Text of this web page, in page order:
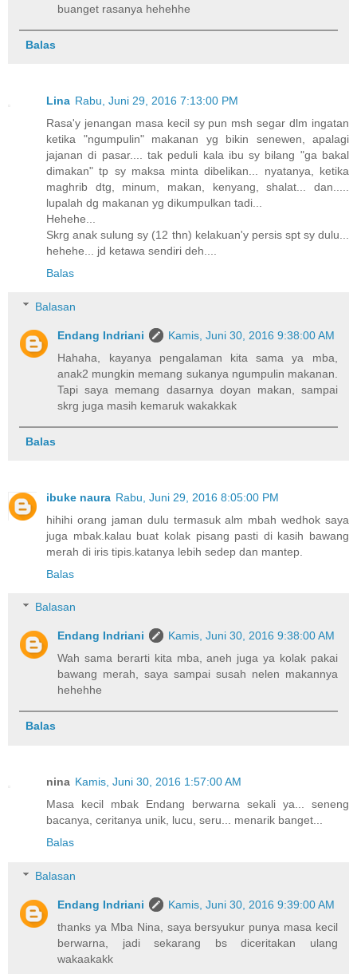
buanget rasanya hehehhe
Balas
Lina Rabu, Juni 29, 2016 7:13:00 PM
Rasa'y jenangan masa kecil sy pun msh segar dlm ingatan
ketika "ngumpulin" makanan yg bikin senewen, apalagi
jajanan di pasar.... tak peduli kala ibu sy bilang "ga bakal
dimakan" tp sy maksa minta dibelikan... nyatanya, ketika
maghrib dtg, minum, makan, kenyang, shalat... dan.....
lupalah dg makanan yg dikumpulkan tadi...
Hehehe...
Skrg anak sulung sy (12 thn) kelakuan'y persis spt sy dulu...
hehehe... jd ketawa sendiri deh....
Balas
Balasan
Endang Indriani
Kamis, Juni 30, 2016 9:38:00 AM
Hahaha, kayanya pengalaman kita sama ya mba,
anak2 mungkin memang sukanya ngumpulin makanan.
Tapi saya memang dasarnya doyan makan, sampai
skrg juga masih kemaruk wakakkak
Balas
ibuke naura Rabu, Juni 29, 2016 8:05:00 PM
hihihi orang jaman dulu termasuk alm mbah wedhok saya
juga mbak.kalau buat kolak pisang pasti di kasih bawang
merah di iris tipis.katanya lebih sedep dan mantep.
Balas
Balasan
Endang Indriani
Kamis, Juni 30, 2016 9:38:00 AM
Wah sama berarti kita mba, aneh juga ya kolak pakai
bawang merah, saya sampai susah nelen makannya
hehehhe
Balas
nina Kamis, Juni 30, 2016 1:57:00 AM
Masa kecil mbak Endang berwarna sekali ya... seneng
bacanya, ceritanya unik, lucu, seru... menarik banget...
Balas
Balasan
Endang Indriani
Kamis, Juni 30, 2016 9:39:00 AM
thanks ya Mba Nina, saya bersyukur punya masa kecil
berwarna, jadi sekarang bs diceritakan ulang
wakaakakk